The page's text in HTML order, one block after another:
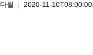
월 2020-11-